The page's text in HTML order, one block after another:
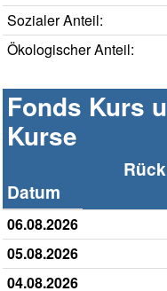
Sozialer Anteil:
Ökologischer Anteil:
Fonds Kurs
Kurse
Datum
06.08.2026
05.08.2026
04.08.2026